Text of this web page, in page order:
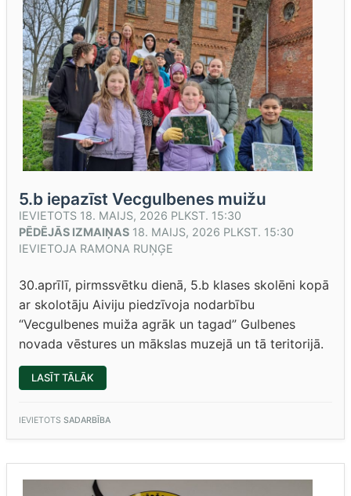
5.b iepazīst Vecgulbenes muižu
IEVIETOTS 18. MAIJS, 2026 PLKST. 15:30
PĒDĒJĀS IZMAIŅAS 18. MAIJS, 2026 PLKST. 15:30
IEVIETOJA RAMONA RUŅĢE
30.aprīlī, pirmssvētku dienā, 5.b klases skolēni kopā
ar skolotāju Aiviju piedzīvoja nodarbību
“Vecgulbenes muiža agrāk un tagad” Gulbenes
novada vēstures un mākslas muzejā un tā teritorijā.
LASĪT TĀLĀK
IEPAZĪST
IEVIETOTS SADARBĪBA